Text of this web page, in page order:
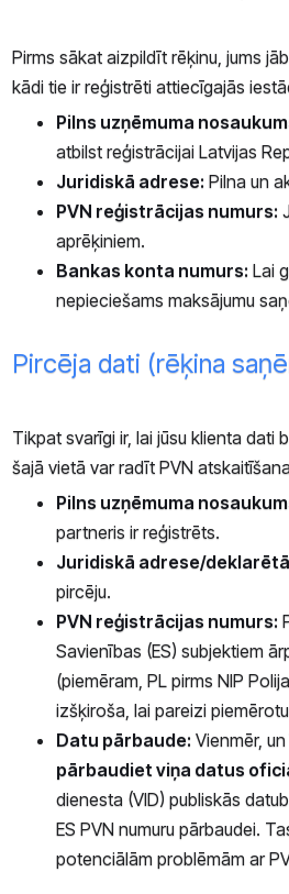
Pirms sākat aizpildīt rēķinu, jums
kādi tie ir reģistrēti attiecīgajās
Pilns uzņēmuma
atbilst reģistrācijai Latvijas
Juridiskā adrese: Pilna un
PVN reģistrācijas numurs:
aprēķiniem.
Bankas konta numurs: Lai
nepieciešams maksājumu
Pircēja dati (rēķina
Tikpat svarīgi ir, lai jūsu klienta dati
šajā vietā var radīt PVN
Pilns uzņēmuma
partneris ir reģistrēts.
Juridiskā adrese/
pircēju.
PVN reģistrācijas numurs:
Savienības (ES) subjektiem
(piemēram, PL pirms NIP
izšķiroša, lai pareizi
Datu pārbaude: Vienmēr,
pārbaudiet viņa datus
dienesta (VID) publiskās
ES PVN numuru pārbaudei.
potenciālām problēmām ar